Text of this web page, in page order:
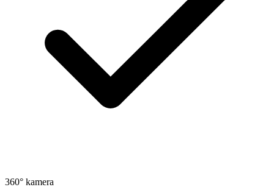
360° kamera